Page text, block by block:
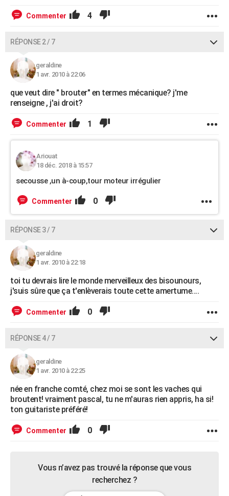
Commenter 4
RÉPONSE 2 / 7
geraldine
1 avr. 2010 à 22:06
que veut dire " brouter" en termes mécanique? j'me
renseigne , j'ai droit?
Commenter 1
Ariouat
18 déc. 2018 à 15:57
secousse ,un à-coup,tour moteur irrégulier
Commenter 0
RÉPONSE 3 / 7
geraldine
1 avr. 2010 à 22:18
toi tu devrais lire le monde merveilleux des bisounours,
j'suis sûre que ça t'enlèverais toute cette amertume....
Commenter 0
RÉPONSE 4 / 7
geraldine
1 avr. 2010 à 22:25
née en franche comté, chez moi se sont les vaches qui
broutent! vraiment pascal, tu ne m'auras rien appris, ha si!
ton guitariste préféré!
Commenter 0
Vous n’avez pas trouvé la réponse que vous
recherchez ?